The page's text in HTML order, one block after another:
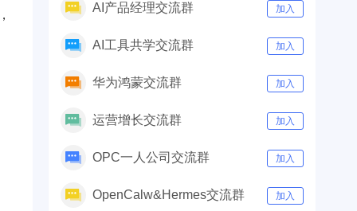
AI产品经理交流群 加入
AI工具共学交流群 加入
华为鸿蒙交流群 加入
运营增长交流群 加入
OPC一人公司交流群 加入
OpenCalw&Hermes交流群 加入